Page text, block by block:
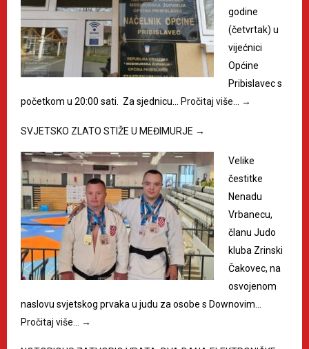
godine
(četvrtak) u
vijećnici
Općine
Pribislavec s
početkom u 20:00 sati. Za sjednicu…
Pročitaj više… →
SVJETSKO ZLATO STIŽE U MEĐIMURJE →
Velike
čestitke
Nenadu
Vrbanecu,
članu Judo
kluba Zrinski
Čakovec, na
osvojenom
naslovu svjetskog prvaka u judu za osobe s Downovim…
Pročitaj više…
→